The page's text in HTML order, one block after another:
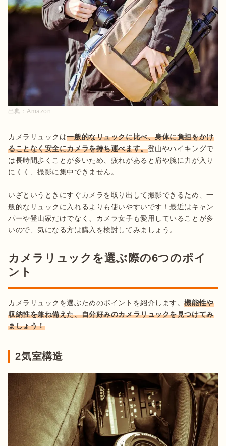
出典：Amazon
カメラリュックは一般的なリュックに比べ、身体に負担をかけ
ることなく安全にカメラを持ち運べます。登山やハイキングで
は長時間歩くことが多いため、疲れがあると肩や腕に力が入り
にくく、撮影に集中できません。
いざというときにすぐカメラを取り出して撮影できるため、一
般的なリュックに入れるよりも使いやすいです！最近はキャン
パーや登山家だけでなく、カメラ女子も愛用していることが多
いので、気になる方は購入を検討してみましょう。
カメラリュックを選ぶ際の6つのポイ
ント
カメラリュックを選ぶためのポイントを紹介します。機能性や
収納性を兼ね備えた、自分好みのカメラリュックを見つけてみ
ましょう！
2気室構造